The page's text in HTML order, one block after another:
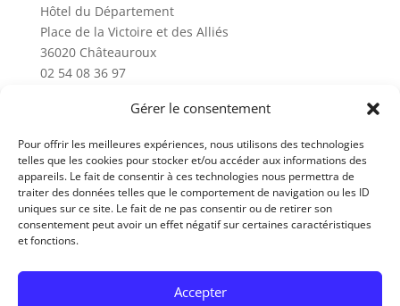
Gérer le consentement
Pour offrir les meilleures expériences, nous utilisons des technologies
telles que les cookies pour stocker et/ou accéder aux informations des
appareils. Le fait de consentir à ces technologies nous permettra de
traiter des données telles que le comportement de navigation ou les ID
uniques sur ce site. Le fait de ne pas consentir ou de retirer son
consentement peut avoir un effet négatif sur certaines caractéristiques
et fonctions.
Accepter
Hôtel du Département
Place de la Victoire et des Alliés
36020 Châteauroux
02 54 08 36 97
..............
Lundi 9h-12h - 14h-17h
Mardi 9h-12h - 14h-17h
Mercredi 9h-12h - 14h-17h
Jeudi 9h-12h - 14h-17h